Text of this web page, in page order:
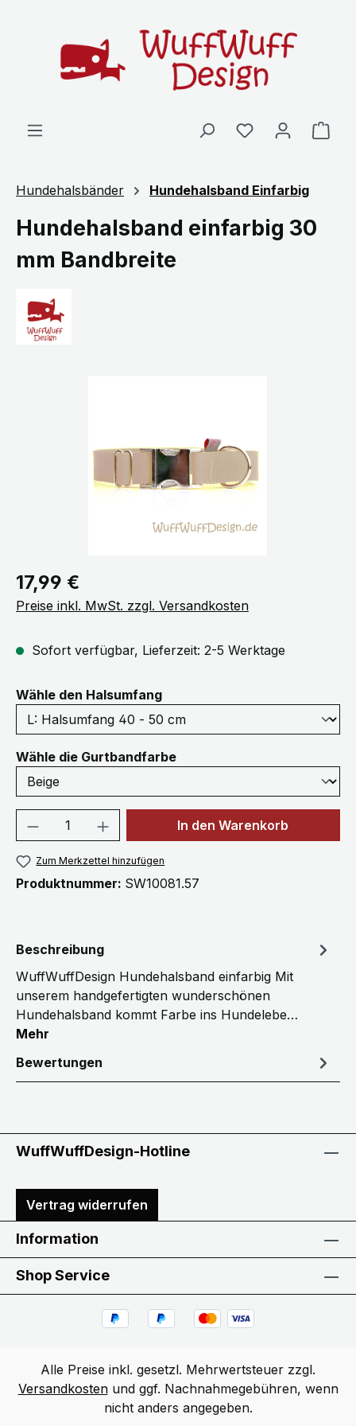
Hundehalsbänder Hundehalsband Einfarbig
Hundehalsband einfarbig 30
mm Bandbreite
Regulärer Preis:
17,99 €
Preise inkl. MwSt. zzgl. Versandkosten
Sofort verfügbar, Lieferzeit: 2-5 Werktage
Wähle den Halsumfangauswählen
Wähle die Gurtbandfarbeauswählen
Produkt Anzahl: Gib denIn den Warenkorb
Zum Merkzettel hinzufügen
Produktnummer: SW10081.57
Beschreibung
WuffWuffDesign Hundehalsband einfarbig Mit
unserem handgefertigten wunderschönen
Hundehalsband kommt Farbe ins Hundelebe…
Mehr
Bewertungen
WuffWuffDesign-Hotline
Vertrag widerrufen
Information
Shop Service
Alle Preise inkl. gesetzl. Mehrwertsteuer zzgl.
Versandkostenund ggf. Nachnahmegebühren, wenn
nicht anders angegeben.